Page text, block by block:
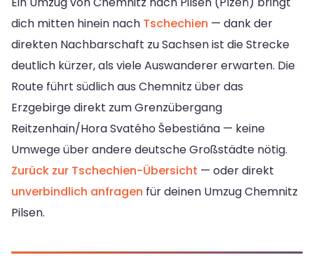
dich mitten hinein nach Tschechien — dank der
direkten Nachbarschaft zu Sachsen ist die Strecke
deutlich kürzer, als viele Auswanderer erwarten. Die
Route führt südlich aus Chemnitz über das
Erzgebirge direkt zum Grenzübergang
Reitzenhain/Hora Svatého Šebestiána — keine
Umwege über andere deutsche Großstädte nötig.
Zurück zur Tschechien-Übersicht — oder direkt
unverbindlich anfragen für deinen Umzug Chemnitz
Pilsen.